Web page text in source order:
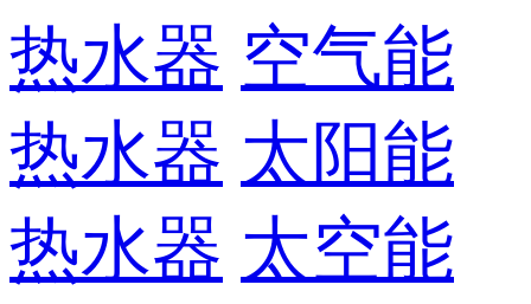
热水器 空气能
热水器 太阳能
热水器 太空能